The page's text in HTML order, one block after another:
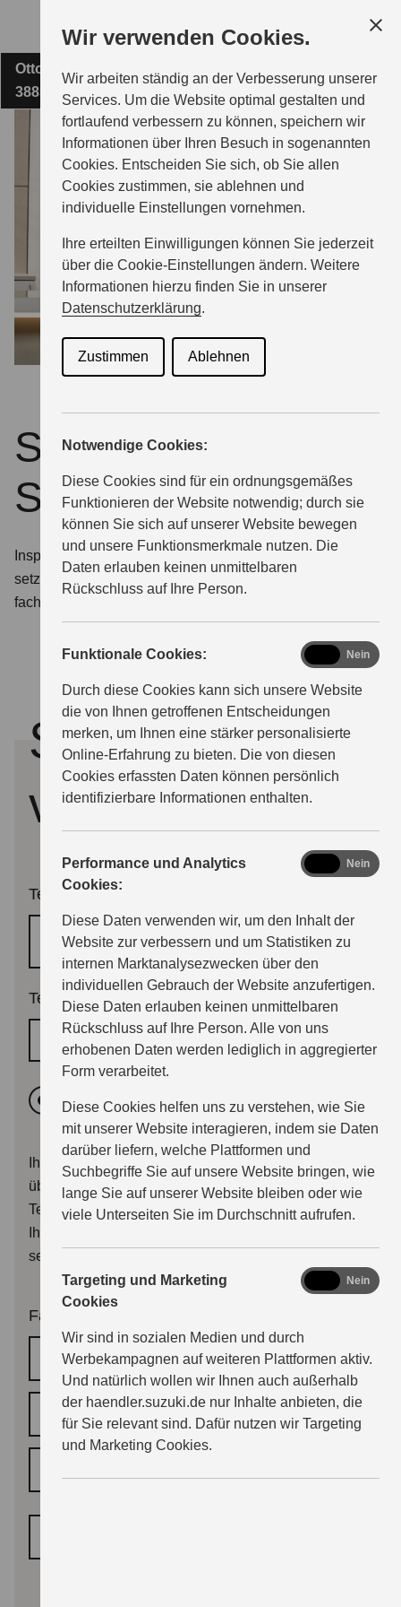
Wir verwenden Cookies.
Wir arbeiten ständig an der Verbesserung unserer
Services. Um die Website optimal gestalten und
fortlaufend verbessern zu können, speichern wir
Informationen über Ihren Besuch in sogenannten
Cookies. Entscheiden Sie sich, ob Sie allen
Cookies zustimmen, sie ablehnen und
individuelle Einstellungen vornehmen.
Ihre erteilten Einwilligungen können Sie jederzeit
über die Cookie-Einstellungen ändern. Weitere
Informationen hierzu finden Sie in unserer
Datenschutzerklärung.
Zustimmen Ablehnen
Notwendige Cookies:
Diese Cookies sind für ein ordnungsgemäßes
Funktionieren der Website notwendig; durch sie
können Sie sich auf unserer Website bewegen
und unsere Funktionsmerkmale nutzen. Die
Daten erlauben keinen unmittelbaren
Rückschluss auf Ihre Person.
Funktionale Cookies:
Durch diese Cookies kann sich unsere Website
die von Ihnen getroffenen Entscheidungen
merken, um Ihnen eine stärker personalisierte
Online-Erfahrung zu bieten. Die von diesen
Cookies erfassten Daten können persönlich
identifizierbare Informationen enthalten.
functional
Nein
Performance und Analytics
Cookies:
Diese Daten verwenden wir, um den Inhalt der
Website zur verbessern und um Statistiken zu
internen Marktanalysezwecken über den
individuellen Gebrauch der Website anzufertigen.
Diese Daten erlauben keinen unmittelbaren
Rückschluss auf Ihre Person. Alle von uns
erhobenen Daten werden lediglich in aggregierter
Form verarbeitet.
Diese Cookies helfen uns zu verstehen, wie Sie
mit unserer Website interagieren, indem sie Daten
darüber liefern, welche Plattformen und
Suchbegriffe Sie auf unsere Website bringen, wie
lange Sie auf unserer Website bleiben oder wie
viele Unterseiten Sie im Durchschnitt aufrufen.
analyticsNein
Targeting und Marketing
Cookies
Wir sind in sozialen Medien und durch
Werbekampagnen auf weiteren Plattformen aktiv.
Und natürlich wollen wir Ihnen auch außerhalb
der haendler.suzuki.de nur Inhalte anbieten, die
für Sie relevant sind. Dafür nutzen wir Targeting
und Marketing Cookies.
marketing
Nein
Hauptinhalt
AUTO-WILLE WERNIGERODE GMBH
MODELLE
ZUBEHÖR
BERATUNG & KAUF
ÜBER UNS
Otto-von-Guericke-Straße 5
38855 Wernigerode
Service für Ihren
Suzuki
Inspektion, Wartungsarbeiten oder Reparatur? Wir
setzen alles daran, Ihren Suzuki schnellstmöglich
fachgerecht zu versorgen.
Servicetermin
vereinbaren
Termingrund
Regulärer Wartungstermin
Terminwunsch
Wunschtermin
Vormittags Nachmittags
Ihr Terminwunsch wird dem Händler mit Ihrer Anfrage
übermittelt. Sie erhalten im Anschluss entweder eine
Terminbestätigung, oder der Händler wird sich mit
Ihnen zwecks Terminalternativen in Verbindung
setzen.
Fahrzeugdaten
HSN/TSN